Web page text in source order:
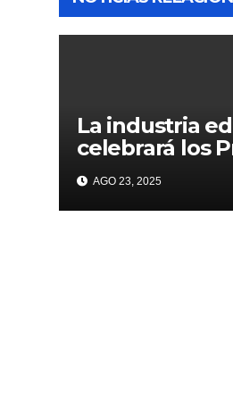
La industria
celebrará los
CANIEM 2025
noviembre
AGO 23, 2025